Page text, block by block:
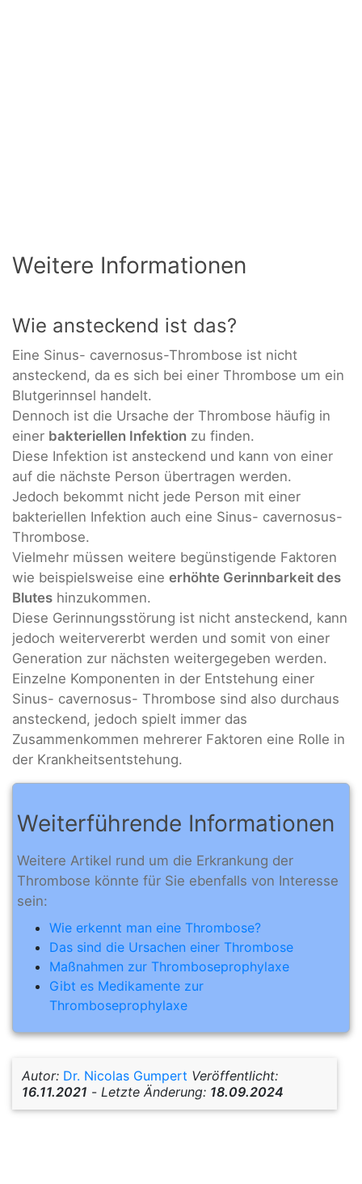
Weitere Informationen
Wie ansteckend ist das?
Eine Sinus- cavernosus-Thrombose ist nicht
ansteckend, da es sich bei einer Thrombose um ein
Blutgerinnsel handelt.
Dennoch ist die Ursache der Thrombose häufig in
einer bakteriellen Infektion zu finden.
Diese Infektion ist ansteckend und kann von einer
auf die nächste Person übertragen werden.
Jedoch bekommt nicht jede Person mit einer
bakteriellen Infektion auch eine Sinus- cavernosus-
Thrombose.
Vielmehr müssen weitere begünstigende Faktoren
wie beispielsweise eine erhöhte Gerinnbarkeit des
Blutes hinzukommen.
Diese Gerinnungsstörung ist nicht ansteckend, kann
jedoch weitervererbt werden und somit von einer
Generation zur nächsten weitergegeben werden.
Einzelne Komponenten in der Entstehung einer
Sinus- cavernosus- Thrombose sind also durchaus
ansteckend, jedoch spielt immer das
Zusammenkommen mehrerer Faktoren eine Rolle in
der Krankheitsentstehung.
Weiterführende Informationen
Weitere Artikel rund um die Erkrankung der
Thrombose könnte für Sie ebenfalls von Interesse
sein:
Wie erkennt man eine Thrombose?
Das sind die Ursachen einer Thrombose
Maßnahmen zur Thromboseprophylaxe
Gibt es Medikamente zur
Thromboseprophylaxe
Autor: Dr. Nicolas Gumpert Veröffentlicht:
16.11.2021 - Letzte Änderung: 18.09.2024